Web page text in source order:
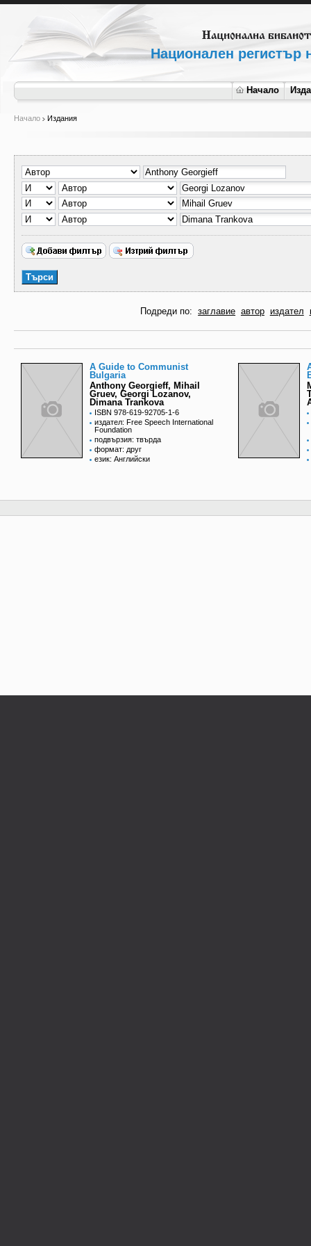
Национален регистър
Начало
Начало Издания
Подреди по: заглавие автор издател
A Guide to Communist
Bulgaria
Anthony Georgieff, Mihail
Gruev, Georgi Lozanov,
Dimana Trankova
ISBN 978-619-92705-1-6
издател: Free Speech International
Foundation
подвързия: твърда
формат: друг
език: Английски